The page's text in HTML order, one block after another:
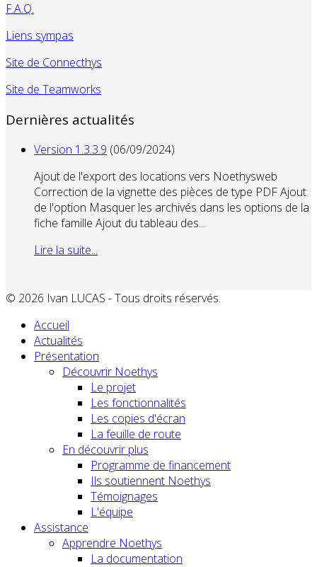
F.A.Q.
Liens sympas
Site de Connecthys
Site de Teamworks
Dernières actualités
Version 1.3.3.9 (06/09/2024)
Ajout de l'export des locations vers Noethysweb
Correction de la vignette des pièces de type PDF Ajout
de l'option Masquer les archivés dans les options de la
fiche famille Ajout du tableau des...
Lire la suite...
© 2026 Ivan LUCAS - Tous droits réservés.
Accueil
Actualités
Présentation
Découvrir Noethys
Le projet
Les fonctionnalités
Les copies d'écran
La feuille de route
En découvrir plus
Programme de financement
Ils soutiennent Noethys
Témoignages
L'équipe
Assistance
Apprendre Noethys
La documentation